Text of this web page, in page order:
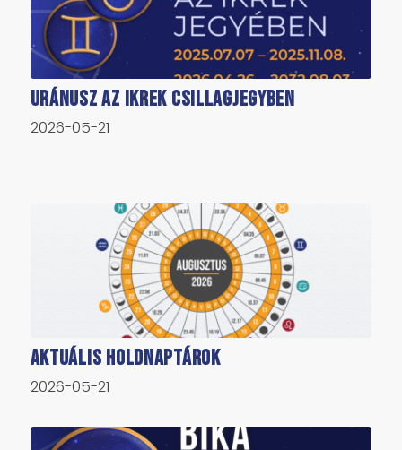
Uránusz az Ikrek csillagjegyben
2026-05-21
Aktuális holdnaptárok
2026-05-21